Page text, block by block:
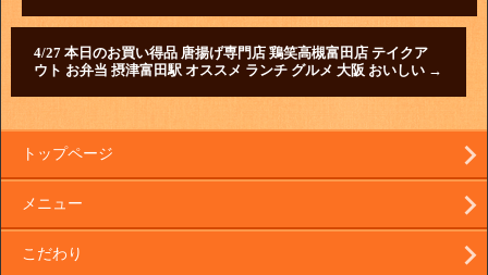
4/27 本日のお買い得品 唐揚げ専門店 鶏笑高槻富田店 テイクア
ウト お弁当 摂津富田駅 オススメ ランチ グルメ 大阪 おいしい →
トップページ
メニュー
こだわり